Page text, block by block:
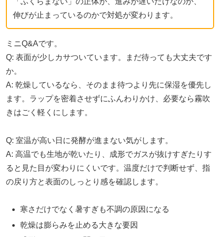
伸びが止まっているのかで対処が変わります。
ミニQ&Aです。
Q: 表面が少しカサついています。まだ待っても大丈夫です
か。
A: 乾燥しているなら、そのまま待つより先に保湿を優先し
ます。ラップを密着させずにふんわりかけ、必要なら霧吹
きはごく軽くにします。
Q: 室温が高い日に発酵が進まない気がします。
A: 高温でも生地が乾いたり、成形でガスが抜けすぎたりす
ると見た目が変わりにくいです。温度だけで判断せず、指
の戻り方と表面のしっとり感を確認します。
寒さだけでなく暑すぎも不調の原因になる
乾燥は膨らみを止める大きな要因